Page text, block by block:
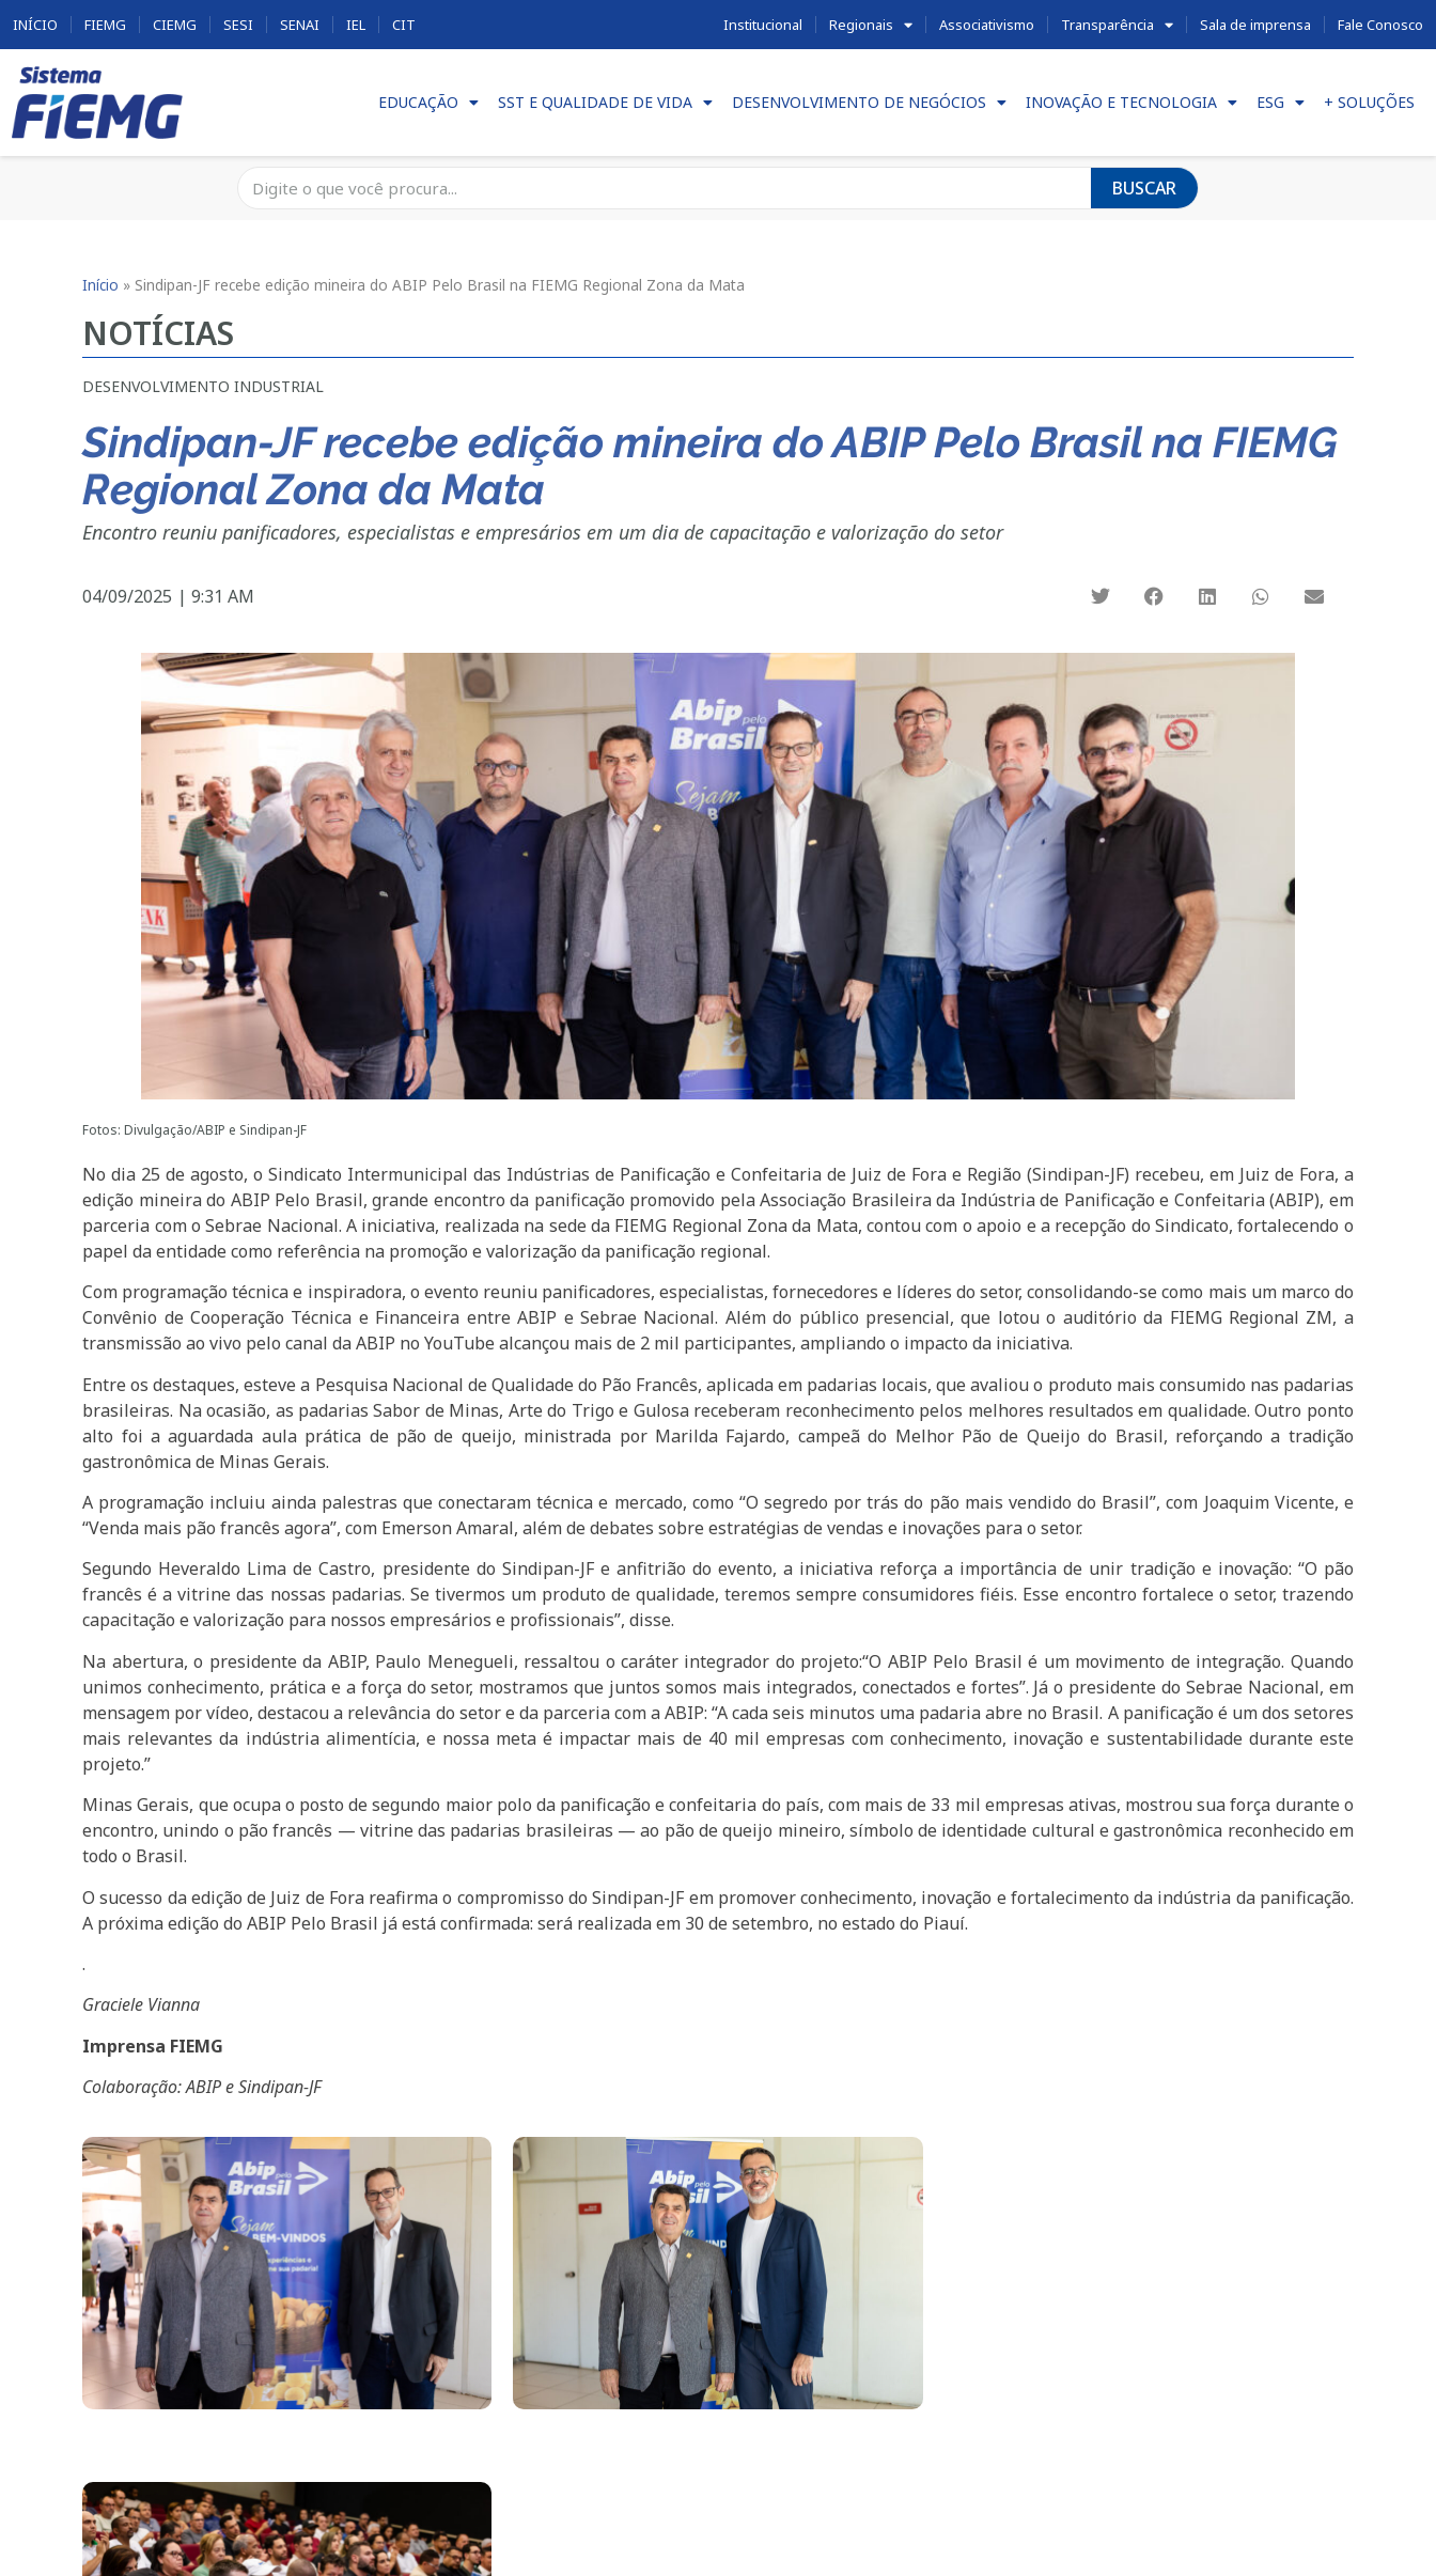
INÍCIO FIEMG CIEMG SESI SENAI IEL CIT Institucional Regionais Associativismo Transparência Sala de imprensa Fale Conosco
EDUCAÇÃO SST E QUALIDADE DE VIDA DESENVOLVIMENTO DE NEGÓCIOS INOVAÇÃO E TECNOLOGIA ESG + SOLUÇÕES
BUSCAR
Início » Sindipan-JF recebe edição mineira do ABIP Pelo Brasil na FIEMG Regional Zona da Mata
NOTÍCIAS
DESENVOLVIMENTO INDUSTRIAL
Sindipan-JF recebe edição mineira do ABIP Pelo Brasil na FIEMG
Regional Zona da Mata
Encontro reuniu panificadores, especialistas e empresários em um dia de capacitação e valorização do setor
04/09/2025 | 9:31 AM
Fotos: Divulgação/ABIP e Sindipan-JF
No dia 25 de agosto, o Sindicato Intermunicipal das Indústrias de Panificação e Confeitaria de Juiz de Fora e Região (Sindipan-JF) recebeu, em Juiz de Fora, a
edição mineira do ABIP Pelo Brasil, grande encontro da panificação promovido pela Associação Brasileira da Indústria de Panificação e Confeitaria (ABIP), em
parceria com o Sebrae Nacional. A iniciativa, realizada na sede da FIEMG Regional Zona da Mata, contou com o apoio e a recepção do Sindicato, fortalecendo o
papel da entidade como referência na promoção e valorização da panificação regional.
Com programação técnica e inspiradora, o evento reuniu panificadores, especialistas, fornecedores e líderes do setor, consolidando-se como mais um marco do
Convênio de Cooperação Técnica e Financeira entre ABIP e Sebrae Nacional. Além do público presencial, que lotou o auditório da FIEMG Regional ZM, a
transmissão ao vivo pelo canal da ABIP no YouTube alcançou mais de 2 mil participantes, ampliando o impacto da iniciativa.
Entre os destaques, esteve a Pesquisa Nacional de Qualidade do Pão Francês, aplicada em padarias locais, que avaliou o produto mais consumido nas padarias
brasileiras. Na ocasião, as padarias Sabor de Minas, Arte do Trigo e Gulosa receberam reconhecimento pelos melhores resultados em qualidade. Outro ponto
alto foi a aguardada aula prática de pão de queijo, ministrada por Marilda Fajardo, campeã do Melhor Pão de Queijo do Brasil, reforçando a tradição
gastronômica de Minas Gerais.
A programação incluiu ainda palestras que conectaram técnica e mercado, como “O segredo por trás do pão mais vendido do Brasil”, com Joaquim Vicente, e
“Venda mais pão francês agora”, com Emerson Amaral, além de debates sobre estratégias de vendas e inovações para o setor.
Segundo Heveraldo Lima de Castro, presidente do Sindipan-JF e anfitrião do evento, a iniciativa reforça a importância de unir tradição e inovação: “O pão
francês é a vitrine das nossas padarias. Se tivermos um produto de qualidade, teremos sempre consumidores fiéis. Esse encontro fortalece o setor, trazendo
capacitação e valorização para nossos empresários e profissionais”, disse.
Na abertura, o presidente da ABIP, Paulo Menegueli, ressaltou o caráter integrador do projeto:“O ABIP Pelo Brasil é um movimento de integração. Quando
unimos conhecimento, prática e a força do setor, mostramos que juntos somos mais integrados, conectados e fortes”. Já o presidente do Sebrae Nacional, em
mensagem por vídeo, destacou a relevância do setor e da parceria com a ABIP: “A cada seis minutos uma padaria abre no Brasil. A panificação é um dos setores
mais relevantes da indústria alimentícia, e nossa meta é impactar mais de 40 mil empresas com conhecimento, inovação e sustentabilidade durante este
projeto.”
Minas Gerais, que ocupa o posto de segundo maior polo da panificação e confeitaria do país, com mais de 33 mil empresas ativas, mostrou sua força durante o
encontro, unindo o pão francês — vitrine das padarias brasileiras — ao pão de queijo mineiro, símbolo de identidade cultural e gastronômica reconhecido em
todo o Brasil.
O sucesso da edição de Juiz de Fora reafirma o compromisso do Sindipan-JF em promover conhecimento, inovação e fortalecimento da indústria da panificação.
A próxima edição do ABIP Pelo Brasil já está confirmada: será realizada em 30 de setembro, no estado do Piauí.
.
Graciele Vianna
Imprensa FIEMG
Colaboração: ABIP e Sindipan-JF